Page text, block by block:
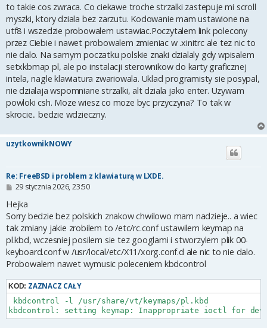
to takie cos zwraca. Co ciekawe troche strzalki zastepuje mi scroll
myszki, ktory dziala bez zarzutu. Kodowanie mam ustawione na
utf8 i wszedzie probowalem ustawiac.Poczytalem link polecony
przez Ciebie i nawet probowalem zmieniac w .xinitrc ale tez nic to
nie dalo. Na samym poczatku polskie znaki dzialaly gdy wpisalem
setxkbmap pl, ale po instalacji sterownikow do karty graficznej
intela, nagle klawiatura zwariowala. Uklad programisty sie posypal,
nie dzialaja wspomniane strzalki, alt dziala jako enter. Uzywam
powloki csh. Moze wiesz co moze byc przyczyna? To tak w
skrocie.. bedzie wdzieczny.
uzytkownikNOWY
Re: FreeBSD i problem z klawiaturą w LXDE.
P
s
29 stycznia 2026, 23:50
Hejka
Sorry bedzie bez polskich znakow chwilowo mam nadzieje.. a wiec
tak zmiany jakie zrobilem to /etc/rc.conf ustawilem keymap na
pl.kbd, wczesniej posilem sie tez googlami i stworzylem plik 00-
keyboard.conf w /usr/local/etc/X11/xorg.conf.d ale nic to nie dalo.
Probowalem nawet wymusic poleceniem kbdcontrol
KOD: ZAZNACZ CAŁY
kbdcontrol -l /usr/share/vt/keymaps/pl.kbd
kbdcontrol: setting keymap: Inappropriate ioctl for